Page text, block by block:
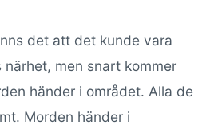
det att det kunde vara
närhet, men snart kommer
händer i området. Alla de
Morden händer i